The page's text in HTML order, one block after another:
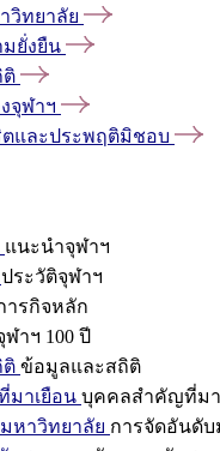
วิทยาลัย
ยั่งยืน
ติ
จุฬาฯ
ตและประพฤติมิชอบ
แนะนำจุฬาฯ
ประวัติจุฬาฯ
ารกิจหลัก
ฬาฯ 100 ปี
ติ ข้อมูลและสถิติ
าเยือน บุคคลสำคัญที่มา
หาวิทยาลัย การจัดอันดั